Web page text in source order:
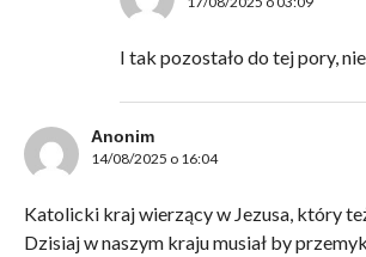
I tak pozostało do tej pory,
Anonim
14/08/2025 o 16:04
Katolicki kraj wierzący w Jezusa, który
Dzisiaj w naszym kraju musiał by